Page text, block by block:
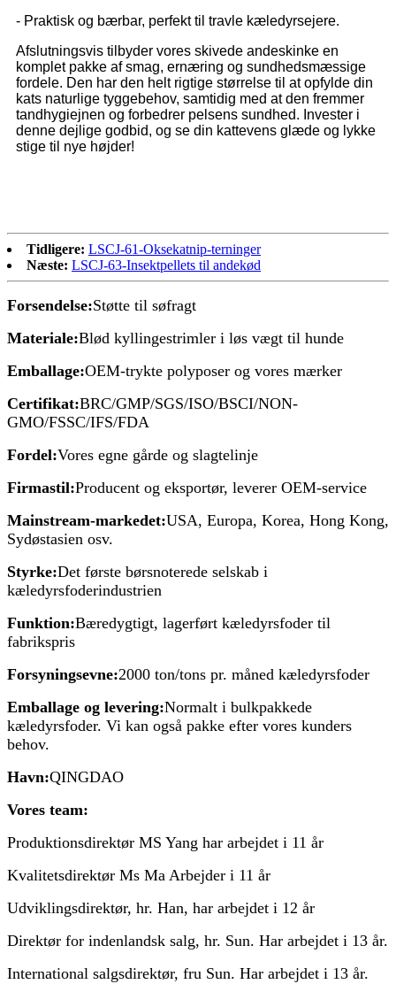
- Praktisk og bærbar, perfekt til travle kæledyrsejere.
Afslutningsvis tilbyder vores skivede andeskinke en
komplet pakke af smag, ernæring og sundhedsmæssige
fordele. Den har den helt rigtige størrelse til at opfylde din
kats naturlige tyggebehov, samtidig med at den fremmer
tandhygiejnen og forbedrer pelsens sundhed. Invester i
denne dejlige godbid, og se din kattevens glæde og lykke
stige til nye højder!
Tidligere: LSCJ-61-Oksekatnip-terninger
Næste: LSCJ-63-Insektpellets til andekød
Forsendelse:Støtte til søfragt
Materiale:Blød kyllingestrimler i løs vægt til hunde
Emballage:OEM-trykte polyposer og vores mærker
Certifikat:BRC/GMP/SGS/ISO/BSCI/NON-
GMO/FSSC/IFS/FDA
Fordel:Vores egne gårde og slagtelinje
Firmastil:Producent og eksportør, leverer OEM-service
Mainstream-markedet:USA, Europa, Korea, Hong Kong,
Sydøstasien osv.
Styrke:Det første børsnoterede selskab i
kæledyrsfoderindustrien
Funktion:Bæredygtigt, lagerført kæledyrsfoder til
fabrikspris
Forsyningsevne:2000 ton/tons pr. måned kæledyrsfoder
Emballage og levering:Normalt i bulkpakkede
kæledyrsfoder. Vi kan også pakke efter vores kunders
behov.
Havn:QINGDAO
Vores team:
Produktionsdirektør MS Yang har arbejdet i 11 år
Kvalitetsdirektør Ms Ma Arbejder i 11 år
Udviklingsdirektør, hr. Han, har arbejdet i 12 år
Direktør for indenlandsk salg, hr. Sun. Har arbejdet i 13 år.
International salgsdirektør, fru Sun. Har arbejdet i 13 år.